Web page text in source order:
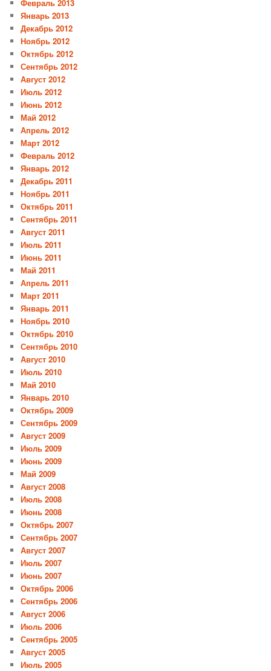
Февраль 2013
Январь 2013
Декабрь 2012
Ноябрь 2012
Октябрь 2012
Сентябрь 2012
Август 2012
Июль 2012
Июнь 2012
Май 2012
Апрель 2012
Март 2012
Февраль 2012
Январь 2012
Декабрь 2011
Ноябрь 2011
Октябрь 2011
Сентябрь 2011
Август 2011
Июль 2011
Июнь 2011
Май 2011
Апрель 2011
Март 2011
Январь 2011
Ноябрь 2010
Октябрь 2010
Сентябрь 2010
Август 2010
Июль 2010
Май 2010
Январь 2010
Октябрь 2009
Сентябрь 2009
Август 2009
Июль 2009
Июнь 2009
Май 2009
Август 2008
Июль 2008
Июнь 2008
Октябрь 2007
Сентябрь 2007
Август 2007
Июль 2007
Июнь 2007
Октябрь 2006
Сентябрь 2006
Август 2006
Июль 2006
Сентябрь 2005
Август 2005
Июль 2005